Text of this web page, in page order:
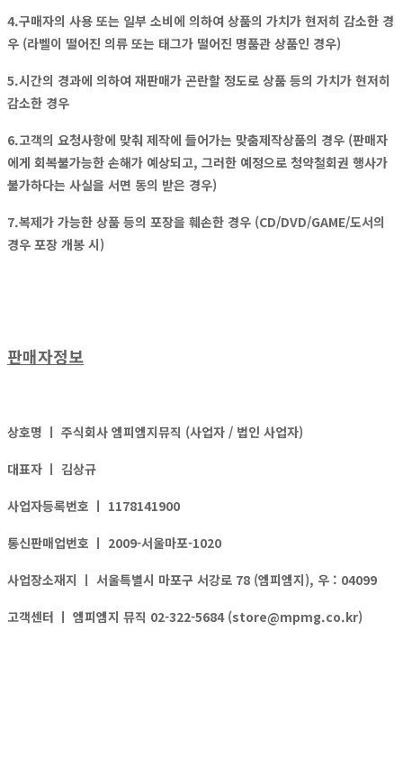
4.구매자의 사용 또는 일부 소비에 의하여 상품의 가치가 현저히 감소한 경
우 (라벨이 떨어진 의류 또는 태그가 떨어진 명품관 상품인 경우)
5.시간의 경과에 의하여 재판매가 곤란할 정도로 상품 등의 가치가 현저히
감소한 경우
6.고객의 요청사항에 맞춰 제작에 들어가는 맞춤제작상품의 경우 (판매자
에게 회복불가능한 손해가 예상되고, 그러한 예정으로 청약철회권 행사가
불가하다는 사실을 서면 동의 받은 경우)
7.복제가 가능한 상품 등의 포장을 훼손한 경우 (CD/DVD/GAME/도서의
경우 포장 개봉 시)
판매자정보
상호명 ㅣ 주식회사 엠피엠지뮤직 (사업자 / 법인 사업자)
대표자 ㅣ 김상규
사업자등록번호 ㅣ 1178141900
통신판매업번호 ㅣ 2009-서울마포-1020
사업장소재지 ㅣ 서울특별시 마포구 서강로 78 (엠피엠지), 우 : 04099
고객센터 ㅣ 엠피엠지 뮤직 02-322-5684 (store@mpmg.co.kr)